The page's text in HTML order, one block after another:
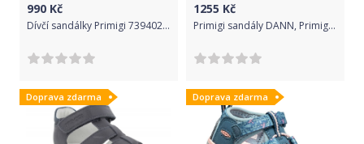
990 Kč
Dívčí sandálky Primigi 7394022 Velikost: 27
1255 Kč
Primigi sandály DANN, Primigi, 1588100, bílá - 25
Doprava zdarma Doprava zdarma